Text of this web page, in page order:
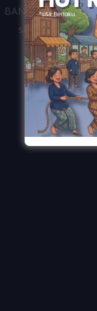
BANGUN yang
sejak tahun